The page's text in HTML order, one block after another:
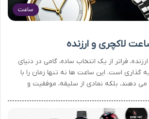
ساعت
لاکچری و ارزنده
فراتر از یک انتخاب ساده، گامی در دنیای
گذاری است. این ساعت ها نه تنها زمان را با
دهند، بلکه نمادی از سلیقه، موفقیت و